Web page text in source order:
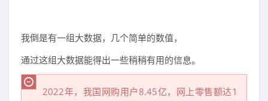
我倒是有一组大数据，几个简单的数值，
通过这组大数据能得出一些稍稍有用的信息。
2022年，我国网购用户8.45亿，网上零售额达1